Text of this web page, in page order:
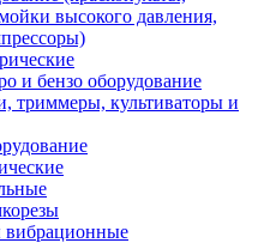
высокого давления,
и бензо оборудование
триммеры, культиваторы и